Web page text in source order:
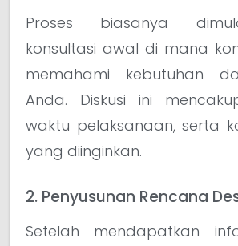
Proses biasanya
konsultasi awal di mana
memahami kebutuhan
Anda. Diskusi ini
waktu pelaksanaan, serta
yang diinginkan.
2. Penyusunan Rencana
Setelah mendapatkan